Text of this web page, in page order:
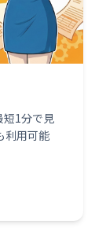
短1分で見
利用可能